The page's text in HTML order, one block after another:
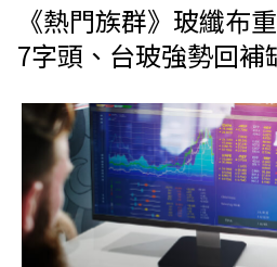
《熱門族群》玻纖布
7字頭、台玻強勢回補